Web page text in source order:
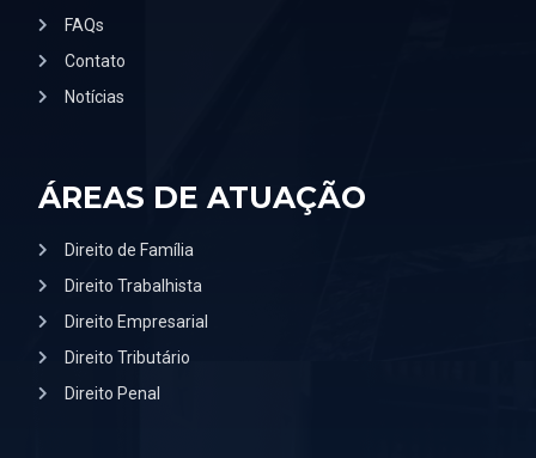
ÁREAS DE ATUAÇÃO
Direito de Família
Direito Trabalhista
Direito Empresarial
Direito Tributário
Direito Penal
FAQs
Contato
Notícias